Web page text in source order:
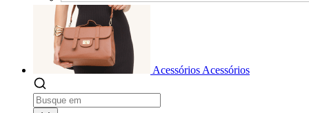
Acessórios Acessórios